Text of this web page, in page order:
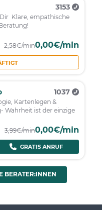
3153
Klare, empathische
2,58€/min0,00€/min
1037
Kartenlegen &
Wahrheit ist der einzige
3,99€/min0,00€/min
GRATIS ANRUF
BERATER:INNEN